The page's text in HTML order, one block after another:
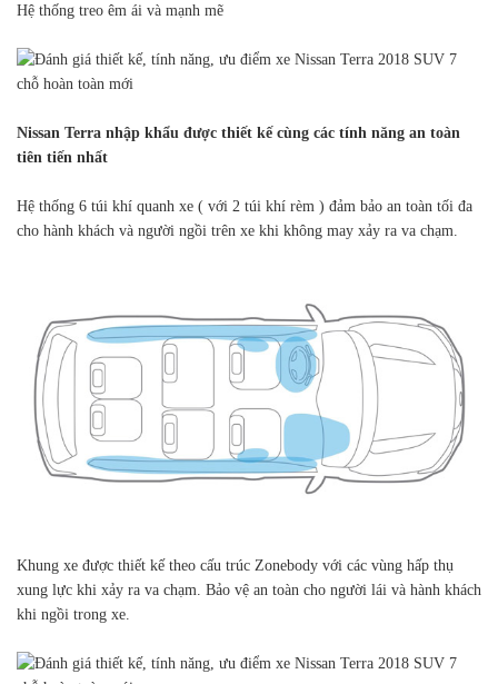
Hệ thống treo êm ái và mạnh mẽ
Nissan Terra nhập khẩu được thiết kế cùng các tính năng an toàn
tiên tiến nhất
Hệ thống 6 túi khí quanh xe ( với 2 túi khí rèm ) đảm bảo an toàn tối đa
cho hành khách và người ngồi trên xe khi không may xảy ra va chạm.
Khung xe được thiết kế theo cấu trúc Zonebody với các vùng hấp thụ
xung lực khi xảy ra va chạm. Bảo vệ an toàn cho người lái và hành khách
khi ngồi trong xe.